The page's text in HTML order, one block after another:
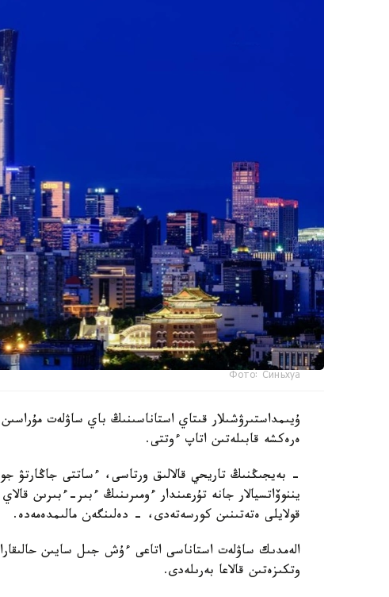
Фото: Синьхуа
ۇيىمداستىرۋشىلار قىتاي استاناسىنىڭ باي ساۋلەت
ەرەكشە قابىلەتىن اتاپ ءوتتى.
- بەيجىڭنىڭ تاريحي قالالىق ورتاسى، ءساتتى جاڭارتۋ
يننوۆاتسيالار جانە تۇرعىندار ءومىرىنىڭ ءبىر-ءبىرىن
قولايلى ەتەتىنىن كورسەتەدى، - دەلىنگەن مالىمدەمەدە.
الەمدىك ساۋلەت استاناسى اتاعى ءۇش جىل سايىن
وتكىزەتىن قالاعا بەرىلەدى.